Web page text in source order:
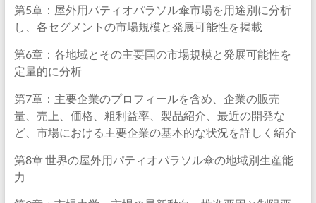
第5章：屋外用パティオパラソル傘市場を用途別に分析
し、各セグメントの市場規模と発展可能性を掲載
第6章：各地域とその主要国の市場規模と発展可能性を
定量的に分析
第7章：主要企業のプロフィールを含め、企業の販売
量、売上、価格、粗利益率、製品紹介、最近の開発な
ど、市場における主要企業の基本的な状況を詳しく紹介
第8章 世界の屋外用パティオパラソル傘の地域別生産能
力